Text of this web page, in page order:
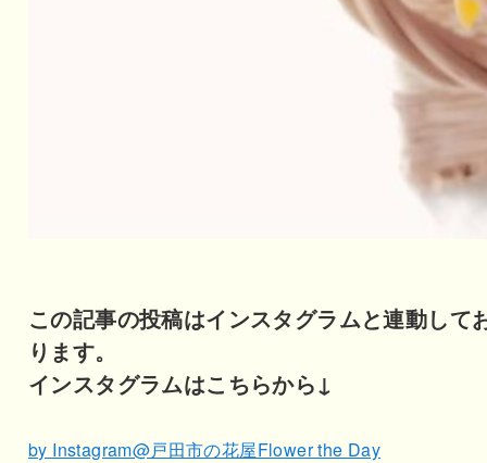
この記事の投稿はインスタグラムと連動して
ります。
インスタグラムはこちらから↓
by Instagram@戸田市の花屋Flower the Day